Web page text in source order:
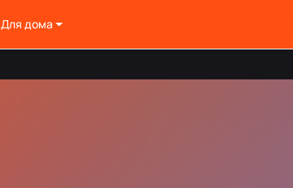
Для дома